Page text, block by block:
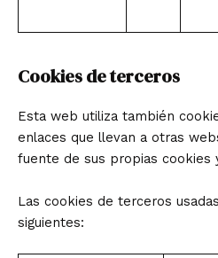
Cookies de terceros
Esta web utiliza también
enlaces que llevan a otras
fuente de sus propias cookies
Las cookies de terceros
siguientes: